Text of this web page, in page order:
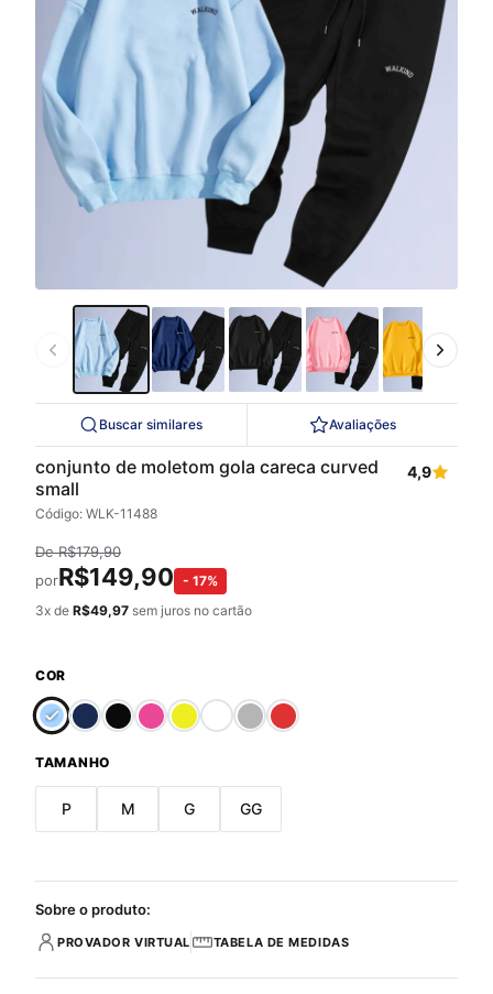
Buscar similares Avaliações
conjunto de moletom gola careca curved
small
Código: WLK-11488
4,9
DeR$179,90
porR$149,90 - 17%
3x de R$49,97 sem juros no cartão
COR
TAMANHO
P M G GG
Sobre o produto:
PROVADOR VIRTUAL TABELA DE MEDIDAS